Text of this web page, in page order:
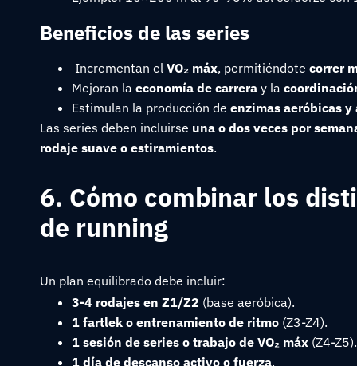
Beneficios de las series
Incrementan el VO₂ máx, permitiéndote correr
Mejoran la economía de carrera y la
Estimulan la producción de enzimas aeróbicas y
Las series deben incluirse una o dos veces por
rodaje suave o estiramientos.
6. Cómo combinar los
de running
Un plan equilibrado debe incluir:
3-4 rodajes en Z1/Z2 (base aeróbica).
1 fartlek o entrenamiento de ritmo (Z3-Z4).
1 sesión de series o trabajo de VO₂ máx (Z4-Z5).
1 día de descanso activo o fuerza.